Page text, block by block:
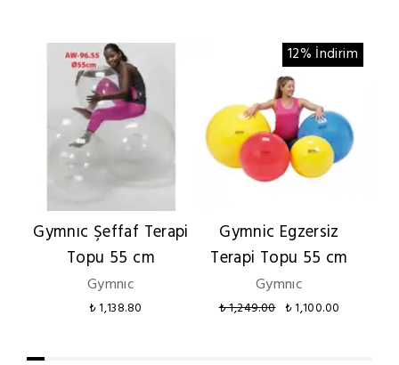
Gymnıc Şeffaf Terapi
Topu 55 cm
Gymnıc
₺ 1,138.80
12% İndirim
Gymnic Egzersiz
Terapi Topu 55 cm
Gymnıc
₺ 1,249.00 ₺ 1,100.00